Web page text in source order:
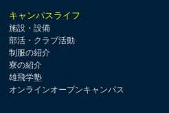
キャンパスライフ
施設・設備
部活・クラブ活動
制服の紹介
寮の紹介
雄飛学塾
オンラインオープンキャンパス